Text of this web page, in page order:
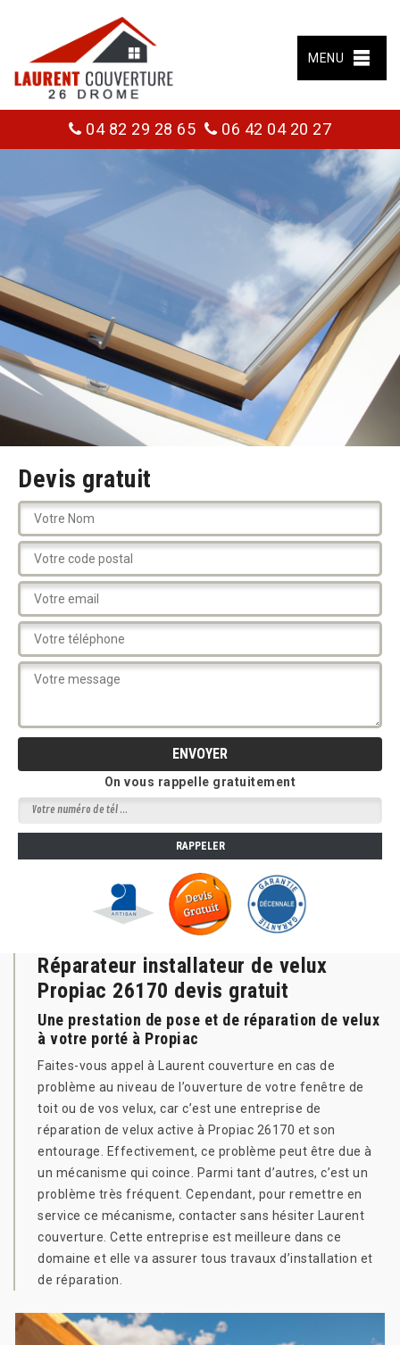
MENU
04 82 29 28 65 06 42 04 20 27
Devis gratuit
On vous rappelle gratuitement
Réparateur installateur de velux
Propiac 26170 devis gratuit
Une prestation de pose et de réparation de velux
à votre porté à Propiac
Faites-vous appel à Laurent couverture en cas de
problème au niveau de l’ouverture de votre fenêtre de
toit ou de vos velux, car c’est une entreprise de
réparation de velux active à Propiac 26170 et son
entourage. Effectivement, ce problème peut être due à
un mécanisme qui coince. Parmi tant d’autres, c’est un
problème très fréquent. Cependant, pour remettre en
service ce mécanisme, contacter sans hésiter Laurent
couverture. Cette entreprise est meilleure dans ce
domaine et elle va assurer tous travaux d’installation et
de réparation.